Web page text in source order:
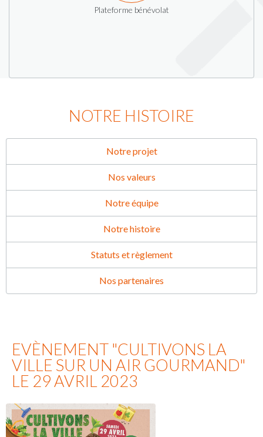
Plateforme bénévolat
NOTRE HISTOIRE
Notre projet
Nos valeurs
Notre équipe
Notre histoire
Statuts et règlement
Nos partenaires
EVÈNEMENT "CULTIVONS LA
VILLE SUR UN AIR GOURMAND"
LE 29 AVRIL 2023